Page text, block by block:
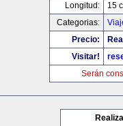
Longitud:
15
Categorias:
Precio:
Visitar!
Serán